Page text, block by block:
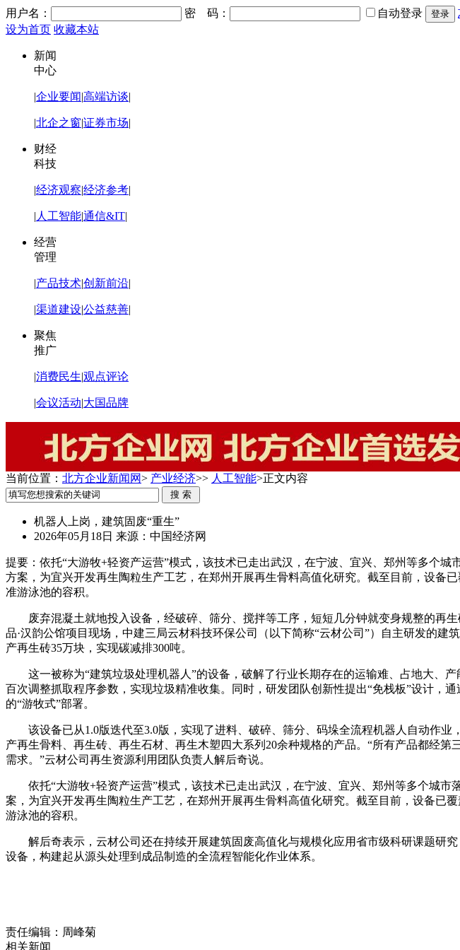
用户名： 密 码： 自动登录
设为首页 收藏本站
新闻
中心
|企业要闻|高端访谈|
|北企之窗|证券市场|
财经
科技
|经济观察|经济参考|
| 人工智能|通信&IT|
经营
管理
|产品技术|创新前沿|
|渠道建设|公益慈善|
聚焦
推广
|消费民生|观点评论
|会议活动|大国品牌
当前位置： 北方企业新闻网> 产业经济>> 人工智能>正文内容
机器人上岗，建筑固废“重生”
2026年05月18日 来源：中国经济网
提要： 依托“大游牧+轻资产运营”模式，该技术已走出武汉，在宁波、宜兴、郑州等多个
方案，为宜兴开发再生陶粒生产工艺，在郑州开展再生骨料高值化研究。截至目前，设备
准游泳池的容积。
废弃混凝土就地投入设备，经破碎、筛分、搅拌等工序，短短几分钟就变身规整的
品·汉韵公馆项目现场，中建三局云材科技环保公司（以下简称“云材公司”）自主研发的
产再生砖35万块，实现碳减排300吨。
这一被称为“建筑垃圾处理机器人”的设备，破解了行业长期存在的运输难、占地大、
百次调整抓取程序参数，实现垃圾精准收集。同时，研发团队创新性提出“免栈板”设计，
的“游牧式”部署。
该设备已从1.0版迭代至3.0版，实现了进料、破碎、筛分、码垛全流程机器人自动作
产再生骨料、再生砖、再生石材、再生木塑四大系列20余种规格的产品。“所有产品都经
需求。”云材公司再生资源利用团队负责人解后奇说。
依托“大游牧+轻资产运营”模式，该技术已走出武汉，在宁波、宜兴、郑州等多个城
案，为宜兴开发再生陶粒生产工艺，在郑州开展再生骨料高值化研究。截至目前，设备已
游泳池的容积。
解后奇表示，云材公司还在持续开展建筑固废高值化与规模化应用省市级科研课题研
设备，构建起从源头处理到成品制造的全流程智能化作业体系。
责任编辑：周峰菊
相关新闻